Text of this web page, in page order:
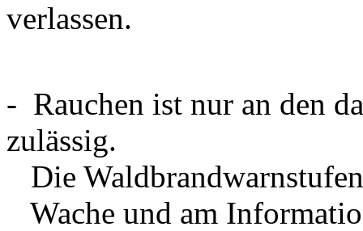
verlassen.
- Rauchen ist nur an den
zulässig.
Die
Wache und am